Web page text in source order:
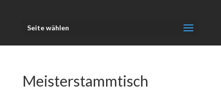
Seite wählen
Meisterstammtisch